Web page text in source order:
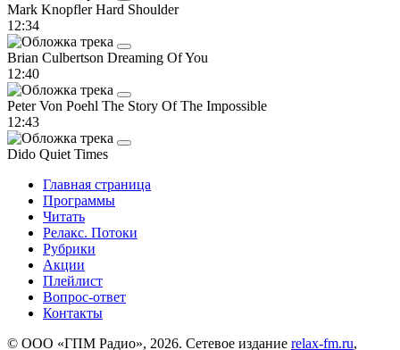
Mark KnopflerHard Shoulder
12:34
Brian Culbertson Dreaming Of You
12:40
Peter Von Poehl The Story Of The Impossible
12:43
Dido Quiet Times
Главная страница
Программы
Читать
Релакс. Потоки
Рубрики
Акции
Плейлист
Вопрос-ответ
Контакты
© ООО «ГПМ Радио», 2026. Сетевое издание relax-fm.ru,